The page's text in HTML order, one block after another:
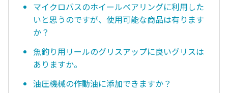
マイクロバスのホイールベアリングに利用した
いと思うのですが、使用可能な商品は有ります
か？
魚釣り用リールのグリスアップに良いグリスは
ありますか。
油圧機械の作動油に添加できますか？